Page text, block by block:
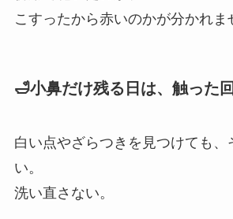
こすったから赤いのかが分かれま
🛁小鼻だけ残る日は、触った
白い点やざらつきを見つけても、
い。
洗い直さない。